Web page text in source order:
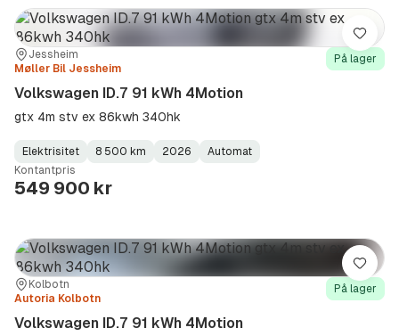
Sted:Jessheim
Forhandler:
Møller Bil Jessheim
På lager
Volkswagen ID.7 91 kWh 4Motion
gtx 4m stv ex 86kwh 340hk
Fuel
Type:
Elektrisitet
Kilometerstand:
8 500 km
Model
Year:
2026
Gearbox
Type:
Automat
Kontantpris
549 900 kr
Lagre
Sted:Kolbotn
Forhandler:
Autoria Kolbotn
På lager
Volkswagen ID.7 91 kWh 4Motion
Lagre